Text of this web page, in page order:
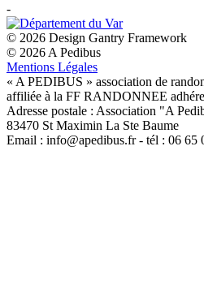
-
© 2026 Design Gantry Framework
© 2026 A Pedibus
Mentions Légales
« A PEDIBUS » association de
affiliée à la FF RANDONNEE
Adresse postale : Association "A
83470 St Maximin La Ste Baume
Email : info@apedibus.fr - tél : 06 65